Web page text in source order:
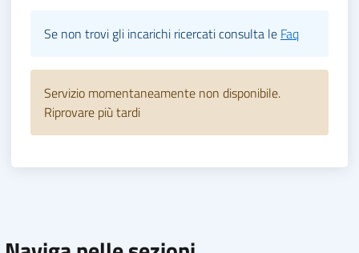
Se non trovi gli incarichi ricercati consulta le Faq
Servizio momentaneamente non disponibile.
Riprovare più tardi